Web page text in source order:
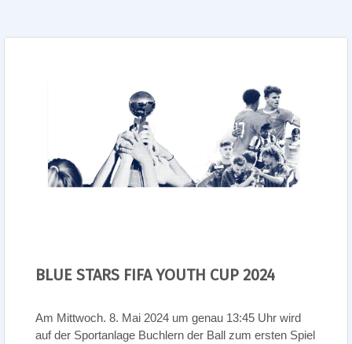
BLUE STARS FIFA YOUTH CUP 2024
Am Mittwoch. 8. Mai 2024 um genau 13:45 Uhr wird
auf der Sportanlage Buchlern der Ball zum ersten Spiel